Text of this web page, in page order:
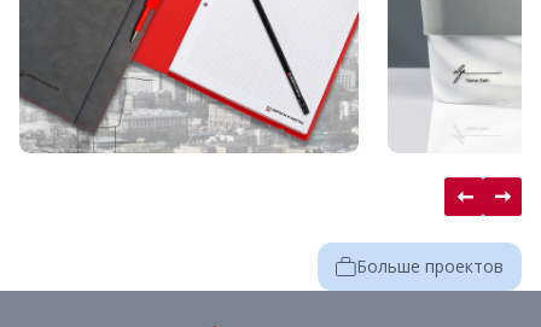
Больше проектов